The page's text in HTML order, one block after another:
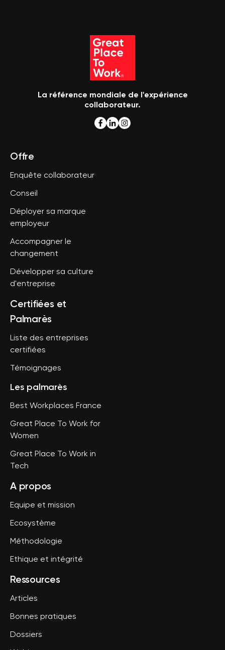
La référence mondiale de l'expérience
collaborateur.
Offre
Enquête collaborateur
Conseil
Déployer sa marque
employeur
Accompagner le
changement
Développer sa culture
d'entreprise
Certifiées et
Palmarès
Liste des entreprises
certifiées
Témoignages
Les palmarès
Best Workplaces France
Great Place To Work for
Women
Great Place To Work in
Tech
A propos
Equipe et mission
Ecosystème
Méthodologie
Ethique et intégrité
Ressources
Articles
Bonnes pratiques
Dossiers